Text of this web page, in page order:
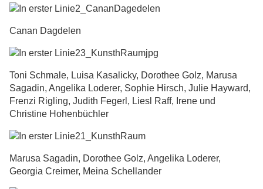
Canan Dagdelen
Toni Schmale, Luisa Kasalicky, Dorothee Golz, Marusa
Sagadin, Angelika Loderer, Sophie Hirsch, Julie Hayward,
Frenzi Rigling, Judith Fegerl, Liesl Raff, Irene und
Christine Hohenbüchler
Marusa Sagadin, Dorothee Golz, Angelika Loderer,
Georgia Creimer, Meina Schellander